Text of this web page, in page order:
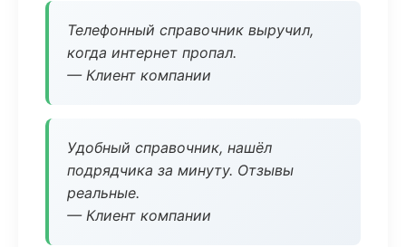
Телефонный справочник выручил,
когда интернет пропал.
— Клиент компании
Удобный справочник, нашёл
подрядчика за минуту. Отзывы
реальные.
— Клиент компании